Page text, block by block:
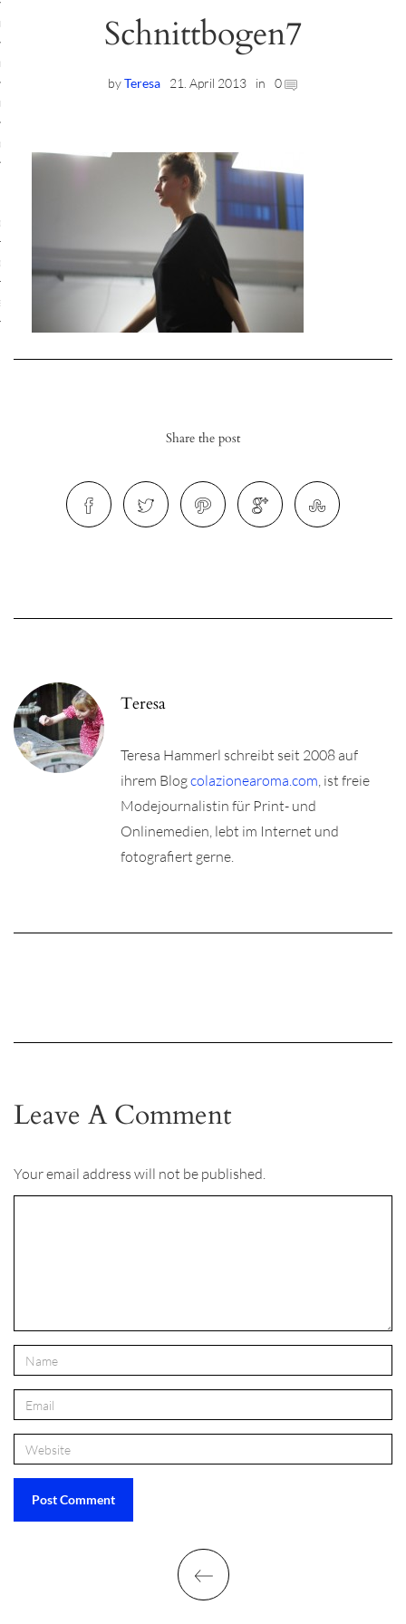
Workshops
Location
Workshops
Schnittbogen7
byTeresa 21. April 2013 in 0
Share the post
Teresa
Teresa Hammerl schreibt seit 2008 auf
ihrem Blogcolazionearoma.com, ist freie
Modejournalistin für Print- und
Onlinemedien, lebt im Internet und
fotografiert gerne.
Leave A Comment
Your email address will not be published.